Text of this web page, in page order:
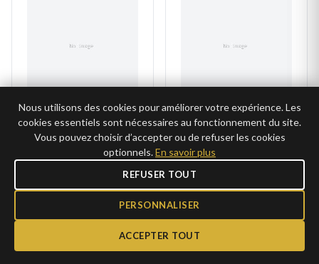
Chevalière Homme Acier
Elzein
19€
9,50€ →
Bague acier laque noire
Aballo Milita
AJOUTER
⚠️ Dernier exemplaire
CLUB 29,50€ →
Nous utilisons des cookies pour améliorer votre expérience. Les
cookies essentiels sont nécessaires au fonctionnement du site.
Vous pouvez choisir d’accepter ou de refuser les cookies
optionnels.En savoir plus
REFUSER TOUT
PERSONNALISER
ACCEPTER TOUT